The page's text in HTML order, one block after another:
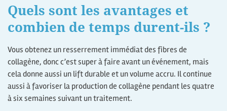
Quels sont les avantages et
combien de temps durent-ils ?
Vous obtenez un resserrement immédiat des fibres de
collagène, donc c’est super à faire avant un événement, mais
cela donne aussi un lift durable et un volume accru. Il continue
aussi à favoriser la production de collagène pendant les quatre
à six semaines suivant un traitement.